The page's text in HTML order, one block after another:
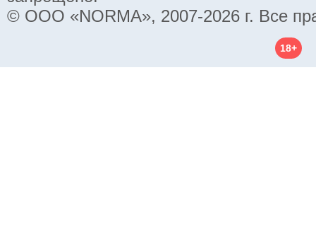
© ООО «NORMA», 2007-2026 г. Все
18+